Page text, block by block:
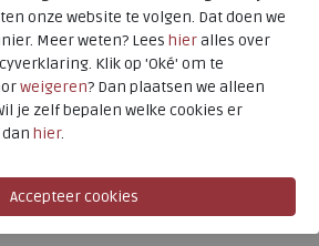
Rollingsoft
sneakers / veterschoenen
onze website te volgen. Dat doen we
Meer weten? Lees hieralles over
Klik op 'Oké' om te
weigeren? Dan plaatsen we alleen
je zelf bepalen welke cookies er
hier.